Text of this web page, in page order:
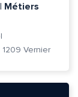
Métiers
1209 Vernier